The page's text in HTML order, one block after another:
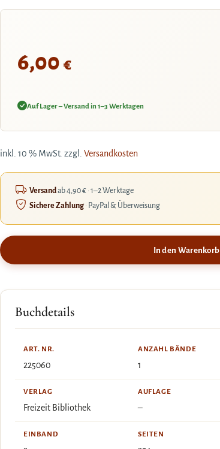
6,00 €
Auf Lager – Versand in 1–3 Werktagen
inkl. 10 % MwSt. zzgl. Versandkosten
Versandab 4,90 € · 1–2 Werktage
Sichere Zahlung· PayPal & Überweisung
In den Warenkorb
Buchdetails
ART. NR.
225060
ANZAHL BÄNDE
1
VERLAG
Freizeit Bibliothek
AUFLAGE
–
EINBAND SEITEN